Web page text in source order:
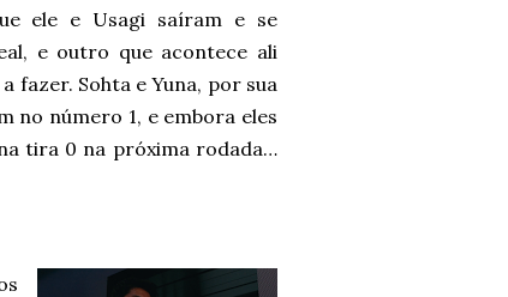
ele e Usagi saíram e se
e outro que acontece ali
fazer. Sohta e Yuna, por sua
no número 1, e embora eles
tira 0 na próxima rodada…